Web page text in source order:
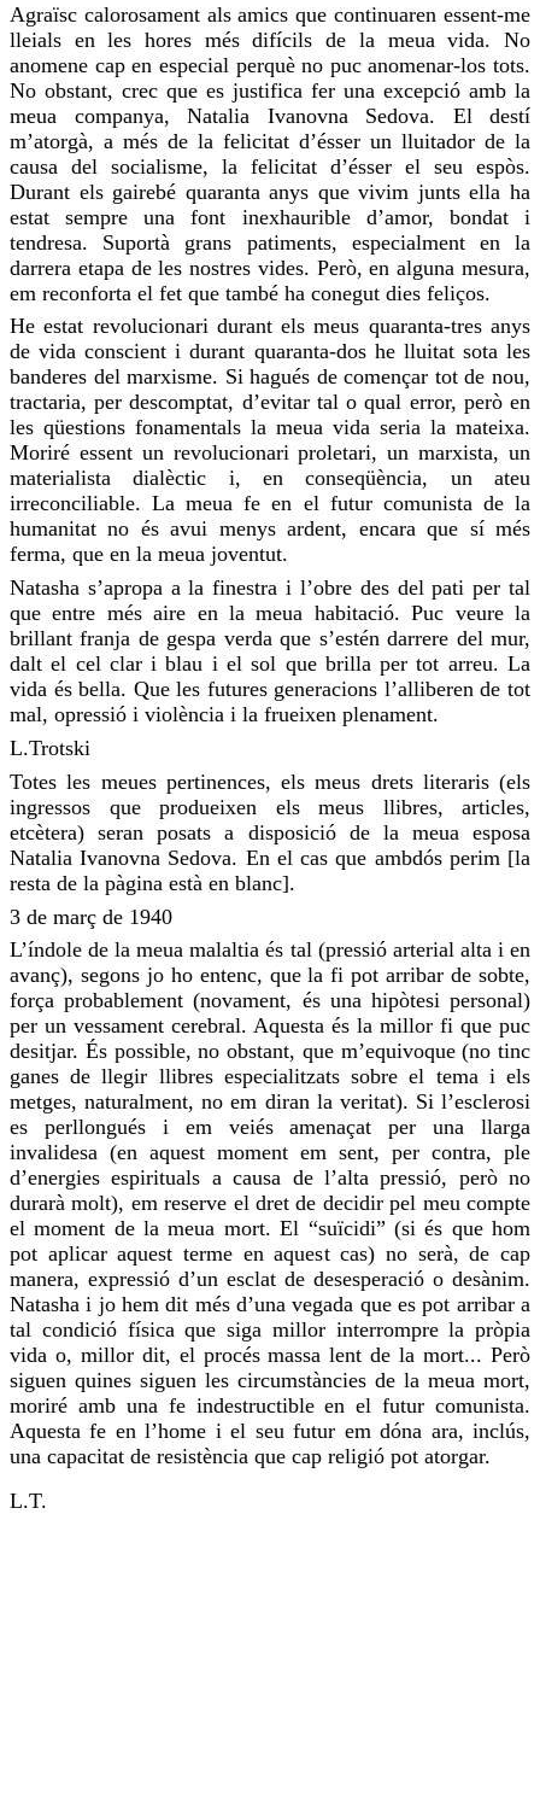
Agraïsc calorosament als amics que continuaren essent-me
lleials en les hores més difícils de la meua vida. No
anomene cap en especial perquè no pucanomenar-los tots.
No obstant, crec que es justifica fer una excepció amb la
meua companya, Natalia Ivanovna Sedova. El destí
m’atorgà, a més de la felicitat d’ésser un lluitador de la
causa del socialisme, la felicitat d’ésser el seu espòs.
Durant els gairebé quaranta anys quevivim junts ellaha
estat sempre una font inexhaurible d’amor, bondat i
tendresa. Suportà grans patiments, especialment en la
darrera etapa de les nostres vides. Però, en alguna mesura,
em reconforta el fet que també ha conegut dies feliços.
He estat revolucionari durant els meus quaranta-tres anys
de vida conscient i durant quaranta-dos he lluitat sota les
banderes del marxisme. Si hagués de començar tot de nou,
tractaria, per descomptat, d’evitar tal o qual error, però en
les qüestions fonamentals la meua vida seria la mateixa.
Moriré essent un revolucionari proletari, un marxista, un
materialista dialèctic i, en conseqüència, un ateu
irreconciliable. La meua fe en el futur comunista de la
humanitat no és avui menys ardent, encara que sí més
ferma, que en la meua joventut.
Natasha s’apropa a la finestra i l’obre des del pati per tal
que entre més aire en la meua habitació. Puc veure la
brillant franja de gespa verda que s’estén darrere del mur,
dalt el cel clar i blau i el sol que brilla per tot arreu. La
vida és bella. Que les futures generacions l’alliberende tot
mal, opressió i violència i la frueixen plenament.
L.Trotski
Totes les meues pertinences, els meus drets literaris (els
ingressos que produeixen els meus llibres, articles,
etcètera) seran posats a disposició de la meua esposa
Natalia Ivanovna Sedova. En el cas que ambdós perim [la
resta de la pàgina està en blanc].
3 de març de 1940
L’índole de la meua malaltia és tal (pressió arterial alta i en
avanç), segons jo ho entenc, quela fi pot arribar de sobte,
força probablement (novament, és una hipòtesi personal)
per un vessament cerebral. Aquesta és la millor fi que puc
desitjar. És possible, no obstant, que m’equivoque (no tinc
ganes de llegir llibres especialitzats sobre el tema i els
metges, naturalment, no em diran la veritat). Si l’esclerosi
es perllongués i em veiés amenaçat per una llarga
invalidesa (en aquest moment em sent, per contra, ple
d’energies espirituals a causa de l’alta pressió, però no
durarà molt), em reserve el dret de decidir pel meu compte
el moment de la meua mort. El “suïcidi” (si és que hom
pot aplicar aquest terme en aquest cas) no serà, de cap
manera, expressió d’un esclat de desesperació o desànim.
Natasha i jo hem dit més d’una vegada que es pot arribar a
tal condició física que siga millor interrompre la pròpia
vida o, millor dit, el procés massa lent de la mort... Però
siguen quines siguen les circumstàncies de la meua mort,
moriré amb una fe indestructible en el futur comunista.
Aquesta fe en l’home i el seu futur em dóna ara, inclús,
una capacitat de resistència que cap religió pot atorgar.
L.T.